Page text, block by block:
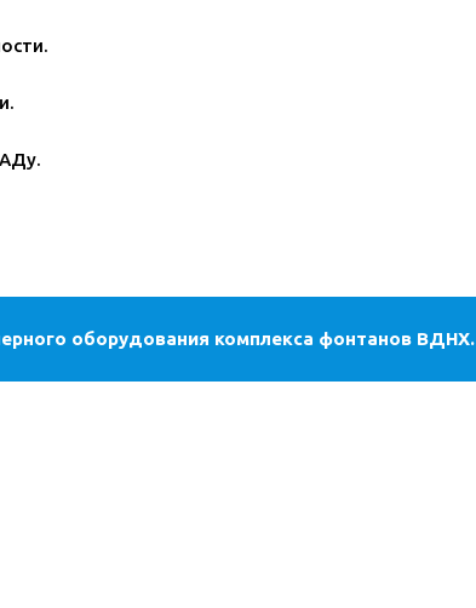
оборудования комплекса фонтанов ВДНХ.